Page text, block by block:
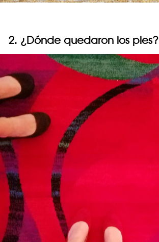
2. ¿Dónde quedaron los pies?